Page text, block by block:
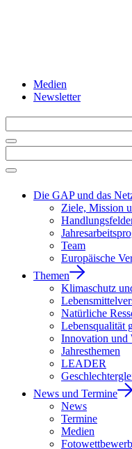
Medien
Newsletter
Die GAP und das
Ziele, Mission
Team
Europäische
Themen
Klimaschutz
Natürliche
Lebensqualität
Innovation und
Jahresthemen
LEADER
News und Termine
News
Termine
Medien
Fotowettbewerb